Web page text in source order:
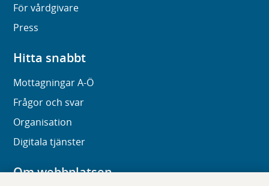
För vårdgivare
Press
Hitta snabbt
Mottagningar A-Ö
Frågor och svar
Organisation
Digitala tjänster
Om webbplatsen